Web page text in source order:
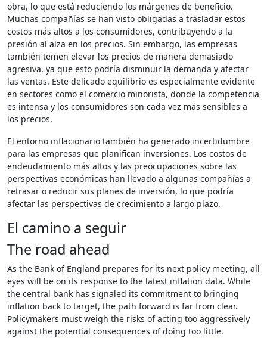
obra, lo que está reduciendo los márgenes de beneficio.
Muchas compañías se han visto obligadas a trasladar estos
costos más altos a los consumidores, contribuyendo a la
presión al alza en los precios. Sin embargo, las empresas
también temen elevar los precios de manera demasiado
agresiva, ya que esto podría disminuir la demanda y afectar
las ventas. Este delicado equilibrio es especialmente evidente
en sectores como el comercio minorista, donde la competencia
es intensa y los consumidores son cada vez más sensibles a
los precios.
El entorno inflacionario también ha generado incertidumbre
para las empresas que planifican inversiones. Los costos de
endeudamiento más altos y las preocupaciones sobre las
perspectivas económicas han llevado a algunas compañías a
retrasar o reducir sus planes de inversión, lo que podría
afectar las perspectivas de crecimiento a largo plazo.
El camino a seguir
The road ahead
As the Bank of England prepares for its next policy meeting, all
eyes will be on its response to the latest inflation data. While
the central bank has signaled its commitment to bringing
inflation back to target, the path forward is far from clear.
Policymakers must weigh the risks of acting too aggressively
against the potential consequences of doing too little.